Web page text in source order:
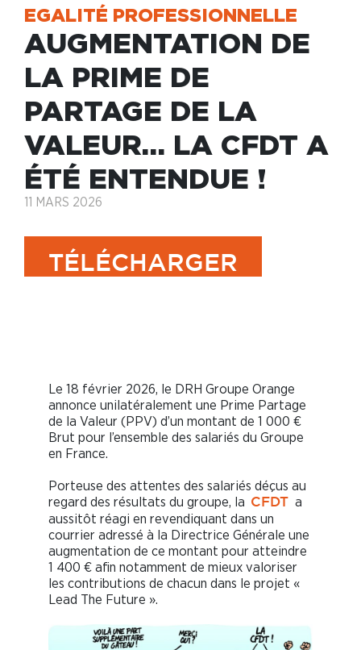
EGALITÉ PROFESSIONNELLE
AUGMENTATION DE
LA PRIME DE
PARTAGE DE LA
VALEUR… LA CFDT A
ÉTÉ ENTENDUE !
11 MARS 2026
TÉLÉCHARGER
Le 18 février 2026, le DRH Groupe Orange
annonce unilatéralement une Prime Partage
de la Valeur (PPV) d’un montant de 1 000 €
Brut pour l’ensemble des salariés du Groupe
en France.
Porteuse des attentes des salariés déçus au
regard des résultats du groupe, la CFDT
a
aussitôt réagi en revendiquant dans un
courrier adressé à la Directrice Générale une
augmentation de ce montant pour atteindre
1 400 € afin notamment de mieux valoriser
les contributions de chacun dans le projet «
Lead The Future ».